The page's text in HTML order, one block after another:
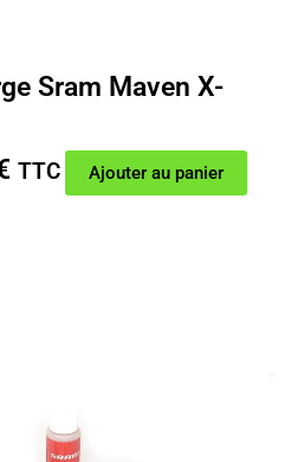
Sram Maven X-
Le
TTC Ajouter au panier